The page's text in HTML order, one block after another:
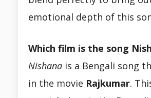
emotional depth of this
Which film is the song
Nishana is a Bengali song
in the movie Rajkumar.